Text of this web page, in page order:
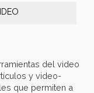
del video
y video-
que permiten a